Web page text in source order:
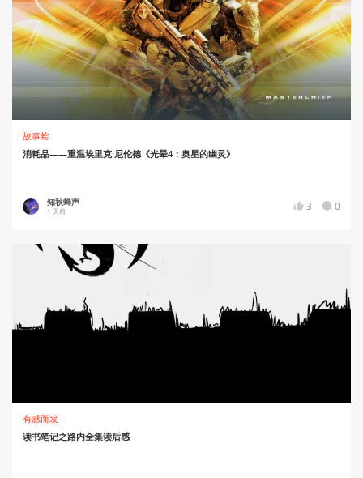
故事烩
消耗品——重温埃里克·尼伦德《光晕4：奥星的幽灵》
知秋蝉声
1 天前 3 0
有感而发
读书笔记之路内全集读后感